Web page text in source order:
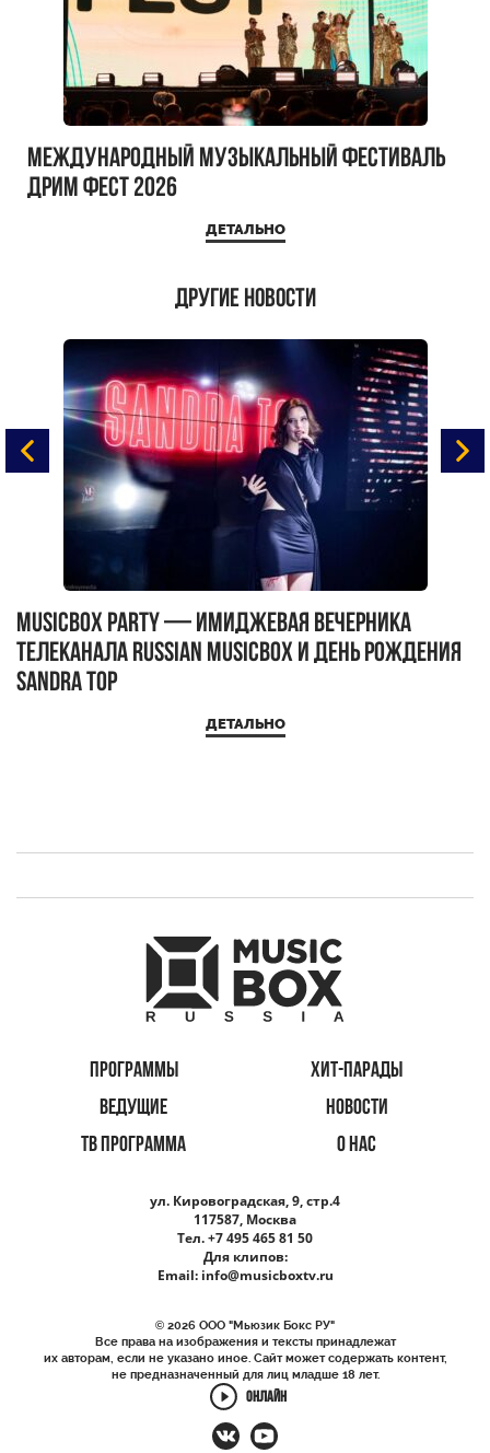
Международный музыкальный фестиваль
ДРИМ ФЕСТ 2026
ДЕТАЛЬНО
Другие новости
MUSICBOX PARTY — имиджевая вечерника
телеканала RUSSIAN MUSICBOX и день рождения
Sandra Top
ДЕТАЛЬНО
ПРОГРАММЫ
ХИТ-ПАРАДЫ
ВЕДУЩИЕ
НОВОСТИ
ТВ ПРОГРАММА
О НАС
ул. Кировоградская, 9, стр.4
117587, Москва
Тел. +7 495 465 81 50
Для клипов:
Email: info@musicboxtv.ru
© 2026 ООО "Мьюзик Бокс РУ"
Все права на изображения и тексты принадлежат
их авторам, если не указано иное. Сайт может содержать контент,
не предназначенный для лиц младше 18 лет.
ОНЛАЙН